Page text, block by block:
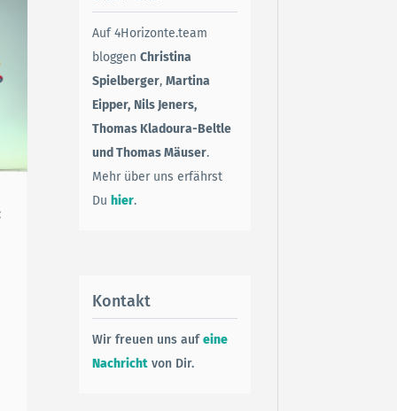
Auf 4Horizonte.team
bloggenChristina
Spielberger,Martina
Eipper, Nils Jeners,
Thomas Kladoura-Beltle
und Thomas Mäuser.
Mehr über uns erfährst
Du hier.
Kontakt
Wir freuen uns aufeine
Nachricht von Dir.